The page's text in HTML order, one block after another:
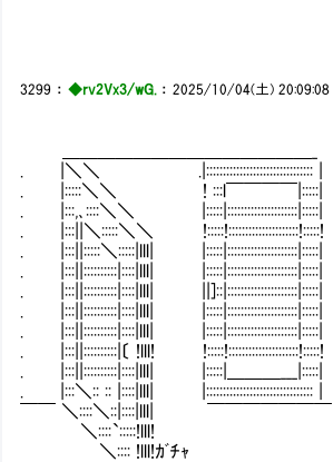
3299 ：◆rv2Vx3/wG. ：2025/10/04(土) 20:09:08
. |＼＼ .|:::::::::::::::::::::::::::::::: |
. |:::::＼＼ ! :::l￣￣￣￣|:::::|
. |:::,､::::＼＼ |:::::|:::::::::::::::::::::|:::::|
. |:::||＼:::::＼＼ !:::::!:::::::::::::::::::::!:::::!
. |:::||:::::＼:::::|lll| |:::::|:::::::::::::::::::::|:::::|
. |:::||::::::::::|::::|lll| |:::::|:::::::::::::::::::::|:::::|
. |:::||::::::::::|::::|lll| ||]::|:::::::::::::::::::::|:::::|
. |:::||::::::::::|::::|lll| |:::::|:::::::::::::::::::::|:::::|
. |:::||::::::::::|::::|lll| |:::::|:::::::::::::::::::::|:::::|
. |:::||::::::::::|〔 !lll! !:::::!:::::::::::::::::::::!:::::!
. |:::||::::::::::|::::|lll| |:::::|＿＿＿___|:::::|
. |:::＼:: :: |::::|lll| |:::::::::::::::::::::::::::::::: |
￣￣ ＼::::＼::|::::|lll| ￣￣￣￣￣￣￣
＼::::`:::::!lll!
＼:::: !lll!ｶﾞﾁｬ